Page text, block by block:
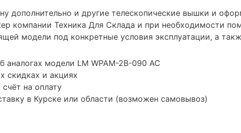
дополнительно и другие телескопические вышки и
компании Техника Для Склада и при необходимости
модели под конкретные условия эксплуатации, а
аналогах модели LM WPAM-2В-090 AC
скидках и акциях
на оплату
в Курске или области (возможен самовывоз)